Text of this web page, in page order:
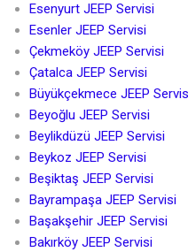
Esenyurt JEEP Servisi
Esenler JEEP Servisi
Çekmeköy JEEP Servisi
Çatalca JEEP Servisi
Büyükçekmece JEEP
Beyoğlu JEEP Servisi
Beylikdüzü JEEP Servisi
Beykoz JEEP Servisi
Beşiktaş JEEP Servisi
Bayrampaşa JEEP Servisi
Başakşehir JEEP Servisi
Bakırköy JEEP Servisi